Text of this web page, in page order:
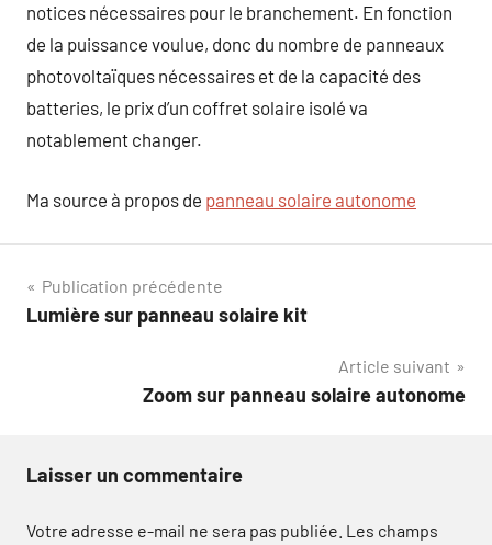
notices nécessaires pour le branchement. En fonction
de la puissance voulue, donc du nombre de panneaux
photovoltaïques nécessaires et de la capacité des
batteries, le prix d’un coffret solaire isolé va
notablement changer.
Ma source à propos de panneau solaire autonome
Navigation
de
Publication précédente
Lumière sur panneau solaire kit
Article suivant
Zoom sur panneau solaire autonome
Laisser un commentaire
Votre adresse e-mail ne sera pas publiée. Les champs